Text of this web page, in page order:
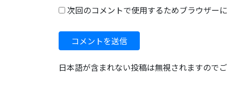
次回のコメントで使用するためブラウザー
日本語が含まれない投稿は無視されますので